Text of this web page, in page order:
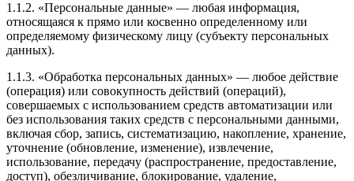
1.1.2. «Персональные данные» — любая информация,
относящаяся к прямо или косвенно определенному или
определяемому физическому лицу (субъекту персональных
данных).
1.1.3. «Обработка персональных данных» — любое действие
(операция) или совокупность действий (операций),
совершаемых с использованием средств автоматизации или
без использования таких средств с персональными данными,
включая сбор, запись, систематизацию, накопление, хранение,
уточнение (обновление, изменение), извлечение,
использование, передачу (распространение, предоставление,
доступ), обезличивание, блокирование, удаление,